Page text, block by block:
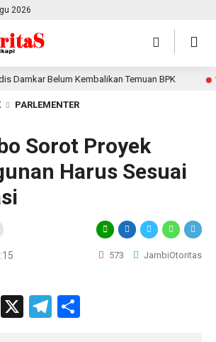
2026
Belum Kembalikan Temuan BPK 1
PARLEMENTER
Sorot Proyek
Harus Sesuai
573 JambiOtoritas
Threads
X Telegram